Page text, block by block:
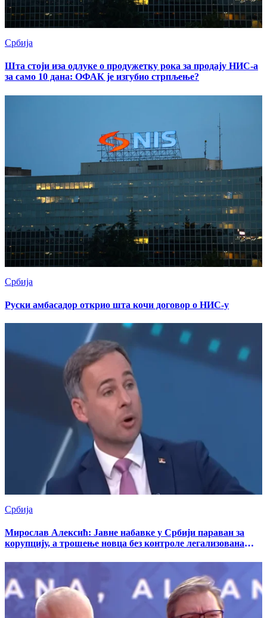
Србија
Шта стоји иза одлуке о продужетку рока за продају НИС-а
за само 10 дана: ОФАК је изгубио стрпљење?
Србија
Руски амбасадор открио шта кочи договор о НИС-у
Србија
Мирослав Алексић: Јавне набавке у Србији параван за
корупцију, а трошење новца без контроле легализована